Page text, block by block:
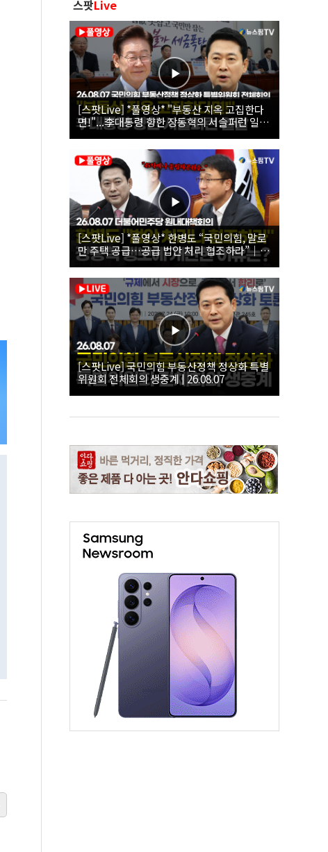
스팟Live
[스팟Live] *풀영상* "부동산 지옥 고집한다
면!"...李대통령 향한 장동혁의 서슬퍼런 일갈
| 26.08.07 국민의힘 부동산정책 정상화 특별
위원회 전체회의
[스팟Live] *풀영상* 한병도 “국민의힘, 말로
만 주택 공급…공급 법안 처리 협조하라”｜
26.08.07 더불어민주당 원내대책회의
[스팟Live] 국민의힘 부동산정책 정상화 특별
위원회 전체회의 생중계 | 26.08.07